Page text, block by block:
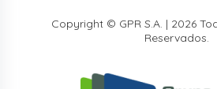
Copyright © GPR S.A. | 2026
Reservados.